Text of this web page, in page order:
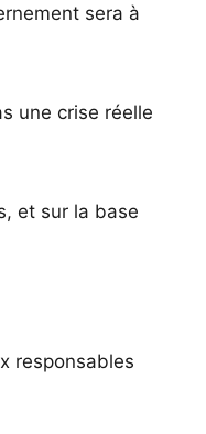
sera à
une crise réelle
et sur la base
responsables